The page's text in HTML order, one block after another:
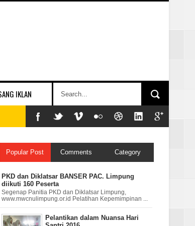
IKLAN
Popular Post Comments Category
PKD dan Diklatsar BANSER PAC. Limpung
diikuti 160 Peserta
Segenap Panitia PKD dan Diklatsar Limpung,
www.mwcnulimpung.or.id Pelatihan Kepemimpinan ...
Pelantikan dalam Nuansa Hari